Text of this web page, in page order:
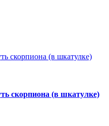
скорпиона (в шкатулке)